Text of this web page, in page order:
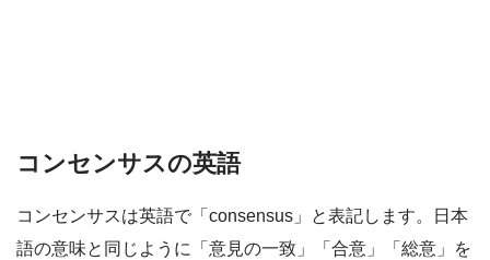
コンセンサスの英語
コンセンサスは英語で「consensus」と表記します。日本
語の意味と同じように「意見の一致」「合意」「総意」を